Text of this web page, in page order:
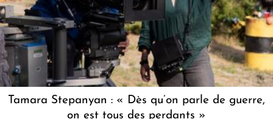
Tamara Stepanyan : « Dès qu’on parle de guerre,
on est tous des perdants »